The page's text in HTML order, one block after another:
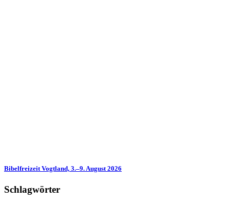
Bibelfreizeit Vogtland, 3.–9. August 2026
Schlagwörter